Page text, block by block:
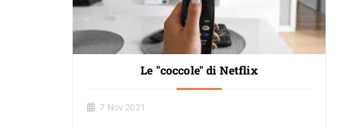
Le "coccole" di Netflix
7 Nov 2021